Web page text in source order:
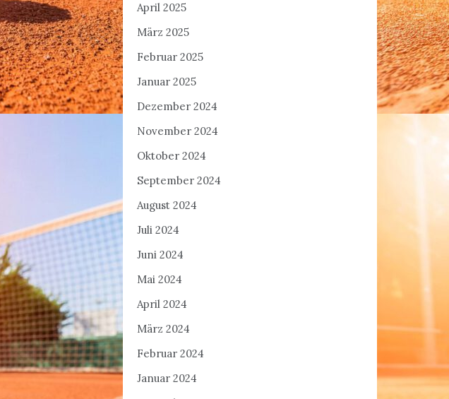
April 2025
März 2025
Februar 2025
Januar 2025
Dezember 2024
November 2024
Oktober 2024
September 2024
August 2024
Juli 2024
Juni 2024
Mai 2024
April 2024
März 2024
Februar 2024
Januar 2024